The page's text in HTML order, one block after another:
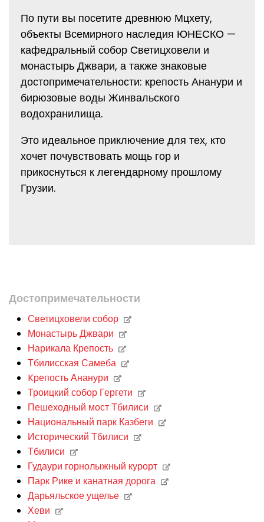
По пути вы посетите древнюю Мцхету,
объекты Всемирного наследия ЮНЕСКО —
кафедральный собор Светицховели и
монастырь Джвари, а также знаковые
достопримечательности: крепость Ананури и
бирюзовые воды Жинвальского
водохранилища.
Это идеальное приключение для тех, кто
хочет почувствовать мощь гор и
прикоснуться к легендарному прошлому
Грузии.
Достопримечательности
Светицховели собор
Монастырь Джвари
Нарикала Крепость
Тбилисская Самеба
Kрепость Ананури
Троицкий собор Гергети
Пешеходный мост Тбилиси
Национальный парк Казбеги
Исторический Тбилиси
Тбилиси
Гудаури горнолыжный курорт
Парк Рике и канатная дорога
Дарьяльское ущелье
Хеви